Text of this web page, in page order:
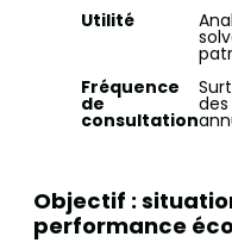
Utilité
Fréquence
de
consultation
Objectif :
performance